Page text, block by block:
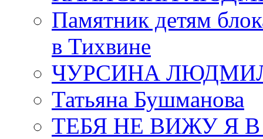
Памятник детям
в Тихвине
ЧУРСИНА
Татьяна Бушманова
ТЕБЯ НЕ ВИЖУ Я